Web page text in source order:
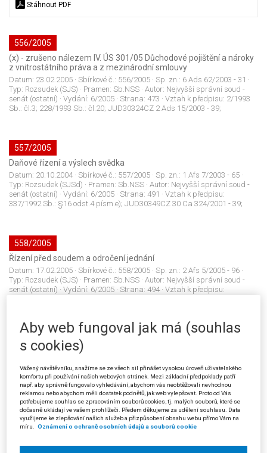
Stáhnout PDF
556/2005
(x) - zrušeno nálezem IV. ÚS 301/05 Důchodové pojištění a nároky
z vnitrostátního práva a z mezinárodní smlouvy
Datum: 23.02.2005 · Sbírkové č.: 556/2005 · Sp. zn.: 6 Ads 62/2003 - 31 ·
Typ: Rozsudek (SJS) · Pramen: Sb.NSS · Autor: Nejvyšší správní soud -
senát (ostatní) · Vydání: 6/2005 · Strana: 473 · Vztah k předpisu: 2/1993
Sb.: čl.3; 228/1993 Sb.: čl.20; JUD30324CZ 2 Ads 15/2003 - 39;
557/2005
Daňové řízení a výslech svědka
Datum: 20.10.2004· Sbírkové č.: 557/2005 · Sp. zn.: 1 Afs 7/2003 - 65 ·
Typ: Rozsudek (SJSd) · Pramen: Sb.NSS · Autor: Nejvyšší správní soud -
senát (ostatní) · Vydání: 6/2005 · Strana: 491 · Vztah k předpisu:
337/1992 Sb.: §16 odst.4 písm.e); JUD30349CZ 30 Ca 324/2001 - 39;
558/2005
Řízení před soudem a odročení jednání
Datum: 17.02.2005 · Sbírkové č.: 558/2005 · Sp. zn.: 2 Afs 5/2005 - 96 ·
Typ: Rozsudek (SJS) · Pramen: Sb.NSS · Autor: Nejvyšší správní soud -
senát (ostatní) · Vydání: 6/2005 · Strana: 494· Vztah k předpisu:
Řízení před soudem a záměna účastníků řízení
Datum:09.02.2005· Sbírkové č.:559/2005· Sp. zn.:1 Afs 38/2004 - 140
Typ:Usnesení (SJS)· Pramen:Sb.NSS· Autor:Nejvyšší správní soud -
senát (ostatní)· Vydání:6/2005· Strana:498· Vztah k předpisu:99/1963
Sb.: §107a odst.1; 150/2002 Sb.: §65;
Aby web fungoval jak má (souhlas
s cookies)
Vážený návštěvníku, snažíme se ze všech sil přinášet vysokou úroveň uživatelského
komfortu při používání našich webových stránek. Mezi základní předpoklady patří
např. aby správně fungovalo vyhledávání, abychom vás neobtěžovali nevhodnou
reklamou nebo abychom měli dostatek podnětů, jak web vylepšovat. Proto od Vás
potřebujeme souhlas se zpracováním souborů cookies, tj. malých souborů, které se
dočasně ukládají ve vašem prohlížeči. Předem děkujeme za udělení souhlasu. Data
využijeme ke zlepšování našich služeb a přizpůsobení obsahu webu přímo Vám na
míru.
Oznámení o ochraně osobních údajů a souborů cookie